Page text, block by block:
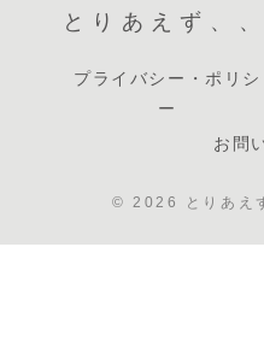
とりあえず
プライバシー・ポリシ
ー
お問
© 2026 とりあえ